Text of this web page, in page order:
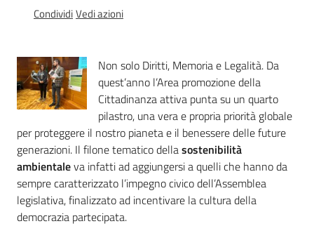
Assemblea
legislativa
CondividiVedi azioni
Non solo Diritti, Memoria e Legalità. Da
quest’anno l’Area promozione della
Cittadinanza attiva punta su un quarto
pilastro, una vera e propria priorità globale
per proteggere il nostro pianeta e il benessere delle future
generazioni. Il filone tematico dellasostenibilità
ambientaleva infatti ad aggiungersi a quelli che hanno da
sempre caratterizzato l’impegno civico dell’Assemblea
legislativa, finalizzato ad incentivare la cultura della
democrazia partecipata.